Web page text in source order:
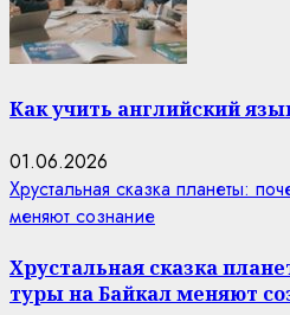
Как учить английский
01.06.2026
Хрустальная сказка планеты:
меняют сознание
Хрустальная сказка
туры на Байкал меняют